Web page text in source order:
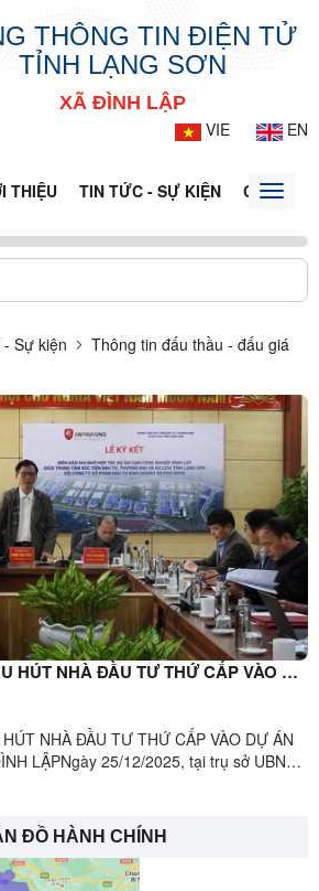
THÔNG TIN ĐIỆN TỬ
TỈNH LẠNG SƠN
XÃ ĐÌNH LẬP
VIE
EN
THIỆU TIN TỨC - SỰ KIỆN CỔNGToggle
Sự kiện Thông tin đấu thầu - đấu giá
HÚT NHÀ ĐẦU TƯ THỨ CẤP VÀO DỰ
ĐÌNH LẬP
NHÀ ĐẦU TƯ THỨ CẤP VÀO DỰ ÁN
LẬPNgày 25/12/2025, tại trụ sở UBND
tư kinh doanh An Phú Hưng - nhà đầu tư
ĐỒ HÀNH CHÍNH